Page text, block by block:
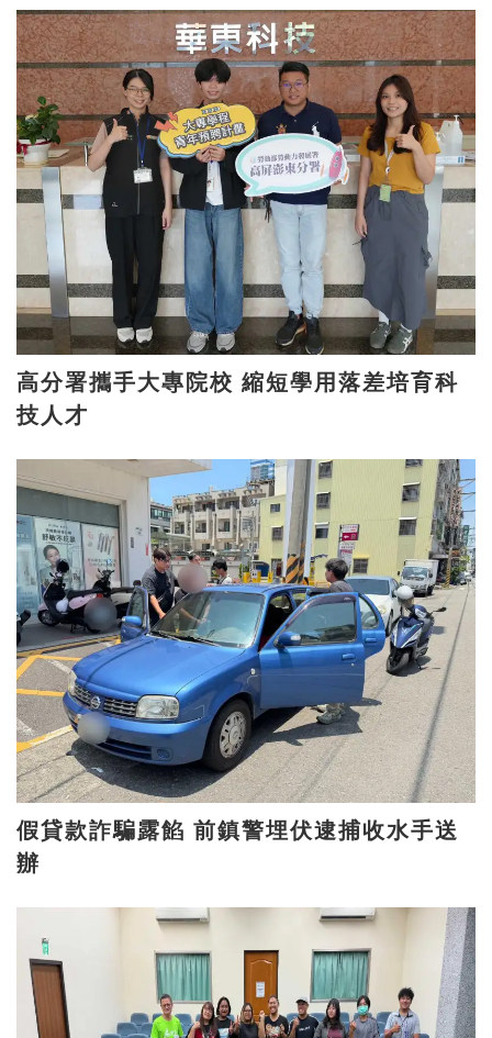
高分署攜手大專院校 縮短學用落差培育科
技人才
假貸款詐騙露餡 前鎮警埋伏逮捕收水手送
辦